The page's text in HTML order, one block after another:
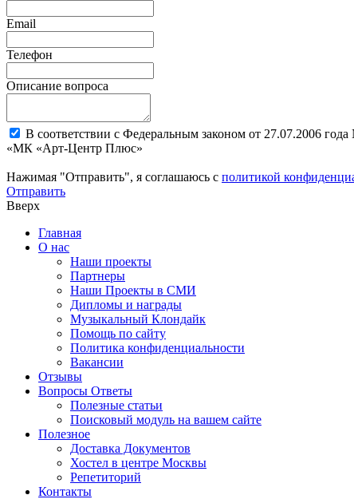
Email
Телефон
Описание вопроса
В соответствии с Федеральным законом от 27.07.2006
«МК «Арт-Центр Плюс»
Нажимая "Отправить", я соглашаюсь с политикой
Отправить
Вверх
Главная
О нас
Наши проекты
Партнеры
Наши Проекты в СМИ
Дипломы и награды
Музыкальный Клондайк
Помощь по сайту
Политика конфиденциальности
Вакансии
Отзывы
Вопросы Ответы
Полезные статьи
Поисковый модуль на вашем сайте
Полезное
Доставка Документов
Хостел в центре Москвы
Репетиторий
Контакты